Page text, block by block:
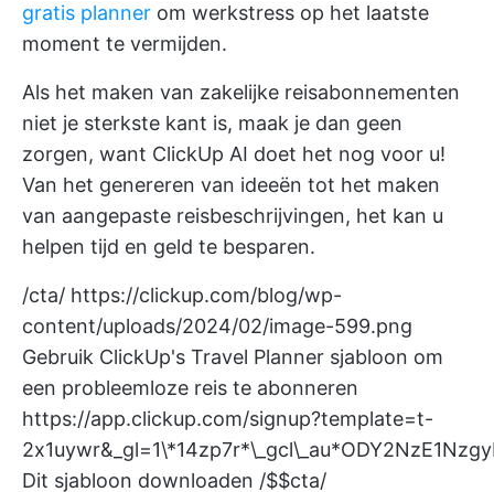
gratis planner om werkstress op het laatste
moment te vermijden.
Als het maken van zakelijke reisabonnementen
niet je sterkste kant is, maak je dan geen
zorgen, want ClickUp AI doet het nog voor u!
Van het genereren van ideeën tot het maken
van aangepaste reisbeschrijvingen, het kan u
helpen tijd en geld te besparen.
/cta/ https://clickup.com/blog/wp-
content/uploads/2024/02/image-599.png
Gebruik ClickUp's Travel Planner sjabloon om
een probleemloze reis te abonneren
https://app.clickup.com/signup?template=t-
Dit sjabloon downloaden /$$cta/